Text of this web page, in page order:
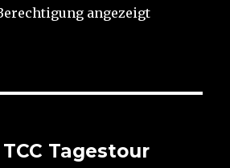
angezeigt
TCC Tagestour